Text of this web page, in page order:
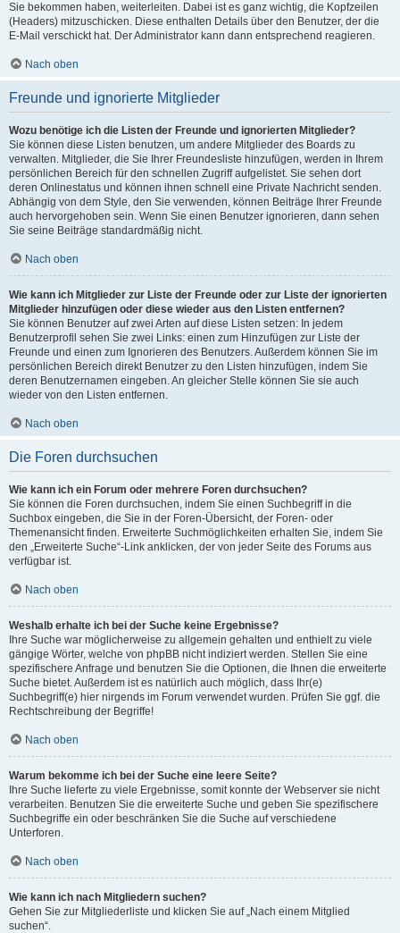
Sie bekommen haben, weiterleiten. Dabei ist es ganz wichtig, die Kopfzeilen
(Headers) mitzuschicken. Diese enthalten Details über den Benutzer, der die
E-Mail verschickt hat. Der Administrator kann dann entsprechend reagieren.
Nach oben
Freunde und ignorierte Mitglieder
Wozu benötige ich die Listen der Freunde und ignorierten Mitglieder?
Sie können diese Listen benutzen, um andere Mitglieder des Boards zu
verwalten. Mitglieder, die Sie Ihrer Freundesliste hinzufügen, werden in Ihrem
persönlichen Bereich für den schnellen Zugriff aufgelistet. Sie sehen dort
deren Onlinestatus und können ihnen schnell eine Private Nachricht senden.
Abhängig von dem Style, den Sie verwenden, können Beiträge Ihrer Freunde
auch hervorgehoben sein. Wenn Sie einen Benutzer ignorieren, dann sehen
Sie seine Beiträge standardmäßig nicht.
Nach oben
Wie kann ich Mitglieder zur Liste der Freunde oder zur Liste der ignorierten
Mitglieder hinzufügen oder diese wieder aus den Listen entfernen?
Sie können Benutzer auf zwei Arten auf diese Listen setzen: In jedem
Benutzerprofil sehen Sie zwei Links: einen zum Hinzufügen zur Liste der
Freunde und einen zum Ignorieren des Benutzers. Außerdem können Sie im
persönlichen Bereich direkt Benutzer zu den Listen hinzufügen, indem Sie
deren Benutzernamen eingeben. An gleicher Stelle können Sie sie auch
wieder von den Listen entfernen.
Nach oben
Die Foren durchsuchen
Wie kann ich ein Forum oder mehrere Foren durchsuchen?
Sie können die Foren durchsuchen, indem Sie einen Suchbegriff in die
Suchbox eingeben, die Sie in der Foren-Übersicht, der Foren- oder
Themenansicht finden. Erweiterte Suchmöglichkeiten erhalten Sie, indem Sie
den „Erweiterte Suche“-Link anklicken, der von jeder Seite des Forums aus
verfügbar ist.
Nach oben
Weshalb erhalte ich bei der Suche keine Ergebnisse?
Ihre Suche war möglicherweise zu allgemein gehalten und enthielt zu viele
gängige Wörter, welche von phpBB nicht indiziert werden. Stellen Sie eine
spezifischere Anfrage und benutzen Sie die Optionen, die Ihnen die erweiterte
Suche bietet. Außerdem ist es natürlich auch möglich, dass Ihr(e)
Suchbegriff(e) hier nirgends im Forum verwendet wurden. Prüfen Sie ggf. die
Rechtschreibung der Begriffe!
Nach oben
Warum bekomme ich bei der Suche eine leere Seite?
Ihre Suche lieferte zu viele Ergebnisse, somit konnte der Webserver sie nicht
verarbeiten. Benutzen Sie die erweiterte Suche und geben Sie spezifischere
Suchbegriffe ein oder beschränken Sie die Suche auf verschiedene
Unterforen.
Nach oben
Wie kann ich nach Mitgliedern suchen?
Gehen Sie zur Mitgliederliste und klicken Sie auf „Nach einem Mitglied
suchen“.